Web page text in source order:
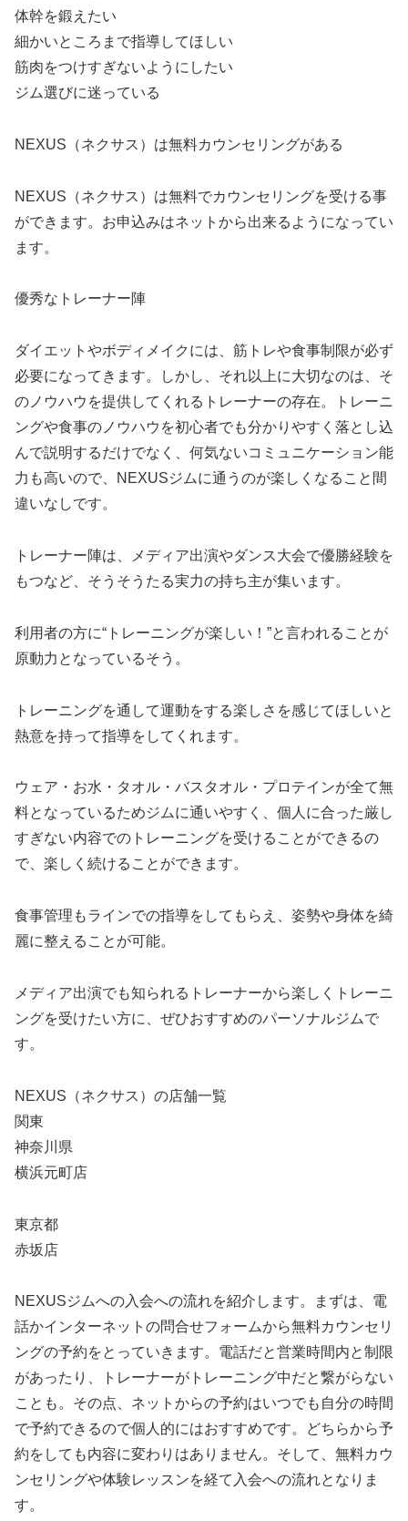
体幹を鍛えたい
細かいところまで指導してほしい
筋肉をつけすぎないようにしたい
ジム選びに迷っている
NEXUS（ネクサス）は無料カウンセリングがある
NEXUS（ネクサス）は無料でカウンセリングを受ける事
ができます。お申込みはネットから出来るようになってい
ます。
優秀なトレーナー陣
ダイエットやボディメイクには、筋トレや食事制限が必ず
必要になってきます。しかし、それ以上に大切なのは、そ
のノウハウを提供してくれるトレーナーの存在。トレーニ
ングや食事のノウハウを初心者でも分かりやすく落とし込
んで説明するだけでなく、何気ないコミュニケーション能
力も高いので、NEXUSジムに通うのが楽しくなること間
違いなしです。
トレーナー陣は、メディア出演やダンス大会で優勝経験を
もつなど、そうそうたる実力の持ち主が集います。
利用者の方に“トレーニングが楽しい！”と言われることが
原動力となっているそう。
トレーニングを通して運動をする楽しさを感じてほしいと
熱意を持って指導をしてくれます。
ウェア・お水・タオル・バスタオル・プロテインが全て無
料となっているためジムに通いやすく、個人に合った厳し
すぎない内容でのトレーニングを受けることができるの
で、楽しく続けることができます。
食事管理もラインでの指導をしてもらえ、姿勢や身体を綺
麗に整えることが可能。
メディア出演でも知られるトレーナーから楽しくトレーニ
ングを受けたい方に、ぜひおすすめのパーソナルジムで
す。
NEXUS（ネクサス）の店舗一覧
関東
神奈川県
横浜元町店
東京都
赤坂店
NEXUSジムへの入会への流れを紹介します。まずは、電
話かインターネットの問合せフォームから無料カウンセリ
ングの予約をとっていきます。電話だと営業時間内と制限
があったり、トレーナーがトレーニング中だと繋がらない
ことも。その点、ネットからの予約はいつでも自分の時間
で予約できるので個人的にはおすすめです。どちらから予
約をしても内容に変わりはありません。そして、無料カウ
ンセリングや体験レッスンを経て入会への流れとなりま
す。